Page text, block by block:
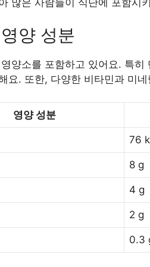
양 성분
양소를 포함하고 있어요. 특
요. 또한, 다양한 비타민과 미
영양 성분
76
8 g
4 g
2 g
0.3